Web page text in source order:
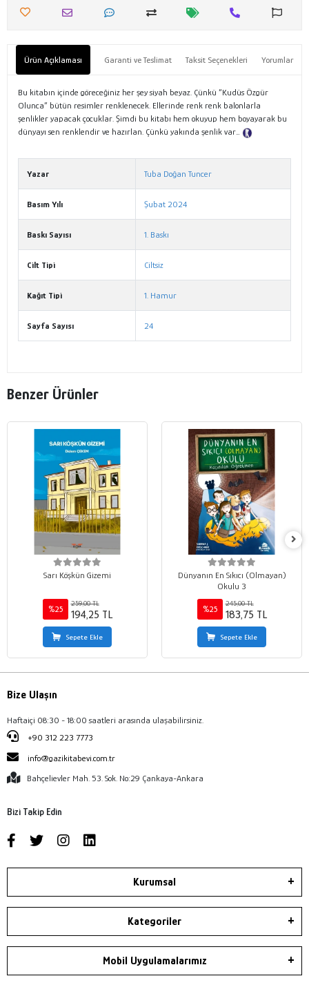
Ürün Açıklaması Garanti ve Teslimat Taksit Seçenekleri Yorumlar
Bu kitabın içinde göreceğiniz her şey siyah beyaz. Çünkü “Kudüs Özgür
Olunca” bütün resimler renklenecek. Ellerinde renk renk balonlarla
şenlikler yapacak çocuklar. Şimdi bu kitabı hem okuyup hem boyayarak bu
dünyayı sen renklendir ve hazırlan. Çünkü yakında şenlik var…
Yazar Tuba Doğan Tuncer
Basım Yılı Şubat 2024
Baskı Sayısı 1. Baskı
Cilt Tipi Ciltsiz
Kağıt Tipi 1. Hamur
Sayfa Sayısı 24
Benzer Ürünler
Sarı Köşkün Gizemi
%25
259,00 TL
194,25 TL
Sepete Ekle
Dünyanın En Sıkıcı (Olmayan)
Okulu 3
%25
245,00 TL
183,75 TL
Sepete Ekle
Bize Ulaşın
Haftaiçi 08:30 - 18:00 saatleri arasında ulaşabilirsiniz.
+90 312 223 7773
info@gazikitabevi.com.tr
Bahçelievler Mah. 53. Sok. No:29 Çankaya-Ankara
Bizi Takip Edin
Kurumsal
Kategoriler
Mobil Uygulamalarımız